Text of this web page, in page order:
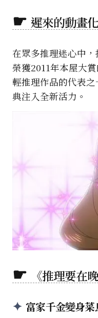
遲來的動畫
在眾多推理迷心中
榮獲2011年本屋大
輕推理作品的代表
典注入全新活力。
《推理要在
富家千金變身菜